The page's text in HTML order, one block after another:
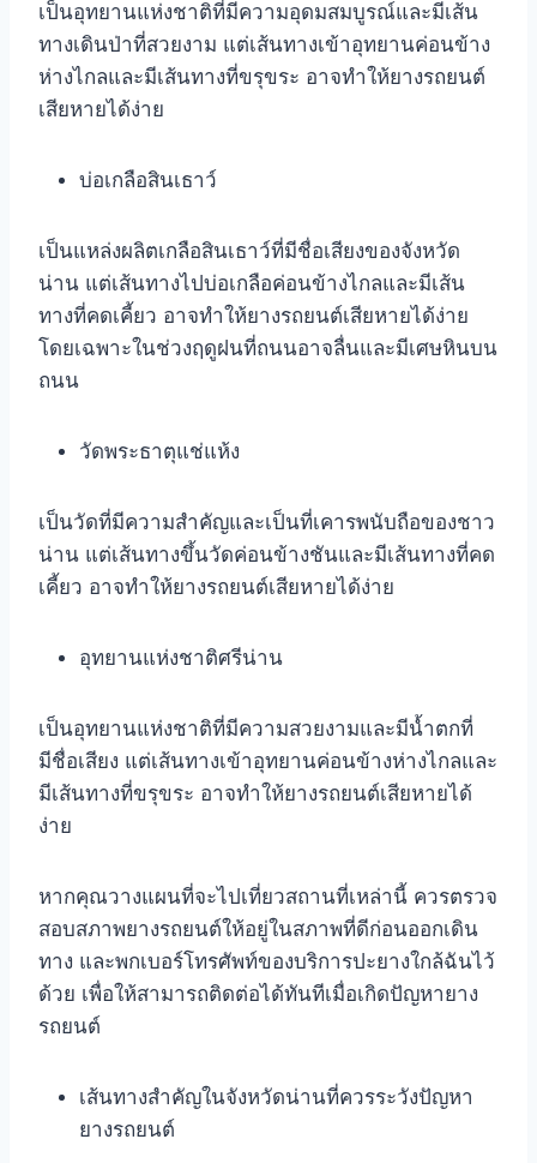
เป็นอุทยานแห่งชาติที่มีความอุดมสมบูรณ์และมีเส้น
ทางเดินป่าที่สวยงาม แต่เส้นทางเข้าอุทยานค่อนข้าง
ห่างไกลและมีเส้นทางที่ขรุขระ อาจทำให้ยางรถยนต์
เสียหายได้ง่าย
บ่อเกลือสินเธาว์
เป็นแหล่งผลิตเกลือสินเธาว์ที่มีชื่อเสียงของจังหวัด
น่าน แต่เส้นทางไปบ่อเกลือค่อนข้างไกลและมีเส้น
ทางที่คดเคี้ยว อาจทำให้ยางรถยนต์เสียหายได้ง่าย
โดยเฉพาะในช่วงฤดูฝนที่ถนนอาจลื่นและมีเศษหินบน
ถนน
วัดพระธาตุแช่แห้ง
เป็นวัดที่มีความสำคัญและเป็นที่เคารพนับถือของชาว
น่าน แต่เส้นทางขึ้นวัดค่อนข้างชันและมีเส้นทางที่คด
เคี้ยว อาจทำให้ยางรถยนต์เสียหายได้ง่าย
อุทยานแห่งชาติศรีน่าน
เป็นอุทยานแห่งชาติที่มีความสวยงามและมีน้ำตกที่
มีชื่อเสียง แต่เส้นทางเข้าอุทยานค่อนข้างห่างไกลและ
มีเส้นทางที่ขรุขระ อาจทำให้ยางรถยนต์เสียหายได้
ง่าย
หากคุณวางแผนที่จะไปเที่ยวสถานที่เหล่านี้ ควรตรวจ
สอบสภาพยางรถยนต์ให้อยู่ในสภาพที่ดีก่อนออกเดิน
ทาง และพกเบอร์โทรศัพท์ของบริการปะยางใกล้ฉันไว้
ด้วย เพื่อให้สามารถติดต่อได้ทันทีเมื่อเกิดปัญหายาง
รถยนต์
เส้นทางสำคัญในจังหวัดน่านที่ควรระวังปัญหา
ยางรถยนต์